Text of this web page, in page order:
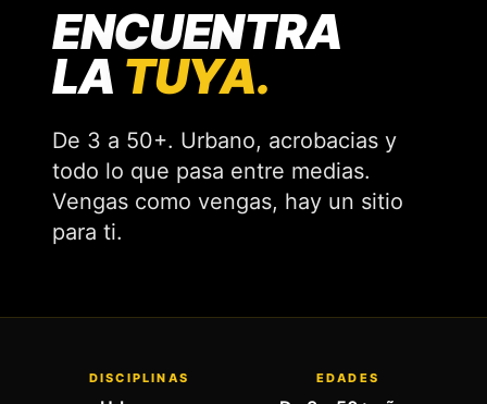
ENCUENTRA
LA TUYA.
De 3 a 50+. Urbano, acrobacias y
todo lo que pasa entre medias.
Vengas como vengas, hay un sitio
para ti.
DISCIPLINAS EDADES